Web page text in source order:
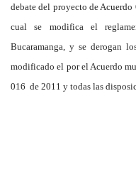
debate del proyecto de
cual se modifica el
Bucaramanga, y se derogan
modificado el por el Acuerdo
016 de 2011 y todas las